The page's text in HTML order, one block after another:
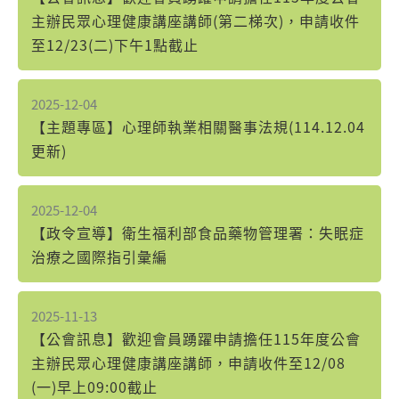
主辦民眾心理健康講座講師(第二梯次)，申請收件
至12/23(二)下午1點截止
2025-12-04
【主題專區】心理師執業相關醫事法規(114.12.04
更新)
2025-12-04
【政令宣導】衛生福利部食品藥物管理署：失眠症
治療之國際指引彙編
2025-11-13
【公會訊息】歡迎會員踴躍申請擔任115年度公會
主辦民眾心理健康講座講師，申請收件至12/08
(一)早上09:00截止